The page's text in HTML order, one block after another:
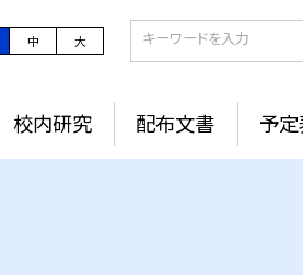
中 大
校内研究 配布文書 予